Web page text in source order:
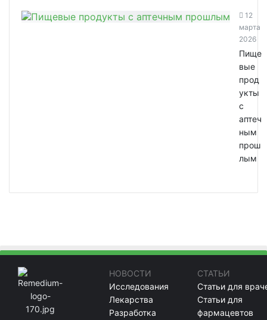
12
марта
2026
Пище
вые
прод
укты
с
аптеч
ным
прош
лым
НОВОСТИ
Исследования
Лекарства
Разработка
СТАТЬИ
Статьи для
Статьи для
фармацевтов